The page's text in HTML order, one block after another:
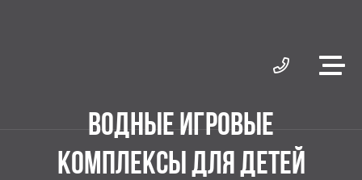
ВОДНЫЕ ИГРОВЫЕ
КОМПЛЕКСЫ ДЛЯ ДЕТЕЙ